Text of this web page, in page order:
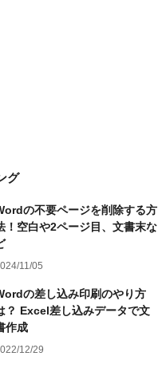
グ
の不要ページを削除する方
！空白や2ページ目、文書末な
11/05
の差し込み印刷のやり方
？ Excel差し込みデータで文
作成
12/29